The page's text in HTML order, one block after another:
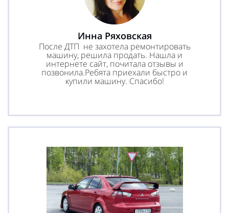
Инна Ряховская
После ДТП не захотела ремонтировать
машину, решила продать. Нашла и
интернете сайт, почитала отзывы и
позвонила.Ребята приехали быстро и
купили машину. Спасибо!